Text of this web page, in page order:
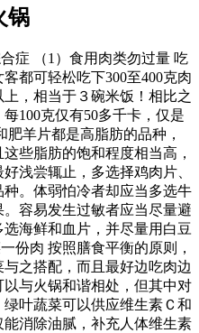
锅
症 （1）食用肉类勿过量 吃
都可轻松吃下300至400克肉
，相当于３碗米饭！相比之
100克仅有50多千卡，仅是
羊片都是高脂肪的品种，
些脂肪的饱和程度相当高，
浅尝辄止，多选择鸡肉片、
。体弱怕冷者却应当多选牛
容易发生过敏者应当尽量避
海鲜和血片，并尽量用白豆
份肉 按照膳食平衡的原则，
之搭配，而且最好边吃肉边
与火锅和谐相处，但其中对
叶蔬菜可以供应维生素Ｃ和
消除油腻，补充人体维生素